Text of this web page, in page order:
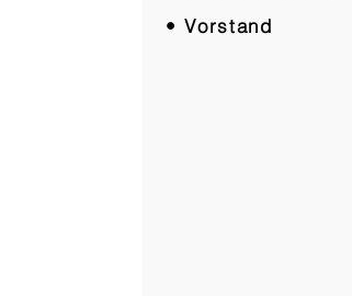
• Vorstand